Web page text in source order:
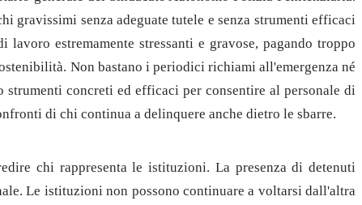
gravissimi senza adeguate tutele e senza strumenti efficaci
estremamente stressanti e gravose, pagando troppo
Non bastano i periodici richiami all'emergenza né
concreti ed efficaci per consentire al personale di
di chi continua a delinquere anche dietro le sbarre.
chi rappresenta le istituzioni. La presenza di detenuti
Le istituzioni non possono continuare a voltarsi dall'altra